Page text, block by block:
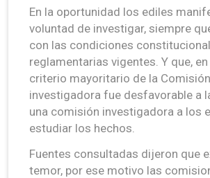
En la oportunidad los ediles
voluntad de investigar, siempre
con las condiciones
reglamentarias vigentes. Y que,
criterio mayoritario de la
investigadora fue desfavorable a
una comisión investigadora a los
estudiar los hechos.
Fuentes consultadas dijeron que
temor, por ese motivo las